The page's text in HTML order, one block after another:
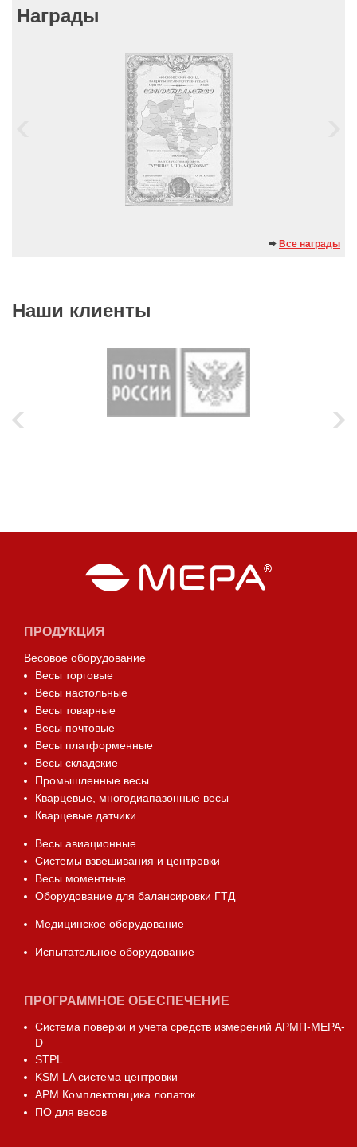
Награды
Все награды
Наши клиенты
ПРОДУКЦИЯ
Весовое оборудование
Весы торговые
Весы настольные
Весы товарные
Весы почтовые
Весы платформенные
Весы складские
Промышленные весы
Кварцевые, многодиапазонные весы
Кварцевые датчики
Весы авиационные
Системы взвешивания и центровки
Весы моментные
Оборудование для балансировки ГТД
Медицинское оборудование
Испытательное оборудование
ПРОГРАММНОЕ ОБЕСПЕЧЕНИЕ
Система поверки и учета средств измерений АРМП-МЕРА-
D
STPL
KSM LA система центровки
АРМ Комплектовщика лопаток
ПО для весов